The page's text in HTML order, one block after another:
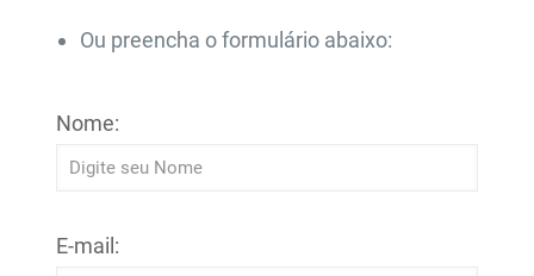
Ou preencha o formulário abaixo:
Nome:
E-mail: